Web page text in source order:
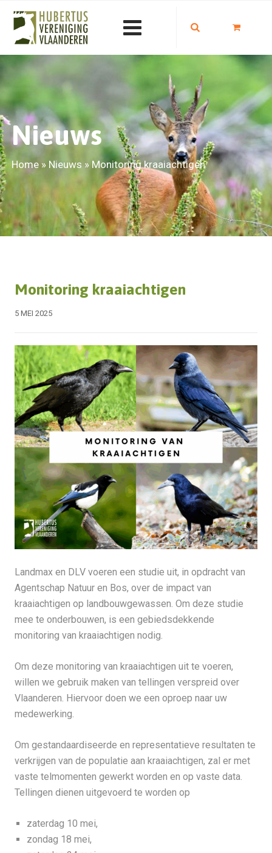
Nieuws
Home» Nieuws » Monitoring kraaiachtigen
Monitoring kraaiachtigen
5 MEI 2025
Landmax en DLV voeren een studie uit, in opdracht van
Agentschap Natuur en Bos, over de impact van
kraaiachtigen op landbouwgewassen. Om deze studie
mee te onderbouwen, is een gebiedsdekkende
monitoring van kraaiachtigen nodig.
Om deze monitoring van kraaiachtigen uit te voeren,
willen we gebruik maken van tellingen verspreid over
Vlaanderen. Hiervoor doen we een oproep naar uw
medewerking.
Om gestandaardiseerde en representatieve resultaten te
verkrijgen van de populatie aan kraaiachtigen, zal er met
vaste telmomenten gewerkt worden en op vaste data.
Tellingen dienen uitgevoerd te worden op
zaterdag 10 mei,
zondag 18 mei,